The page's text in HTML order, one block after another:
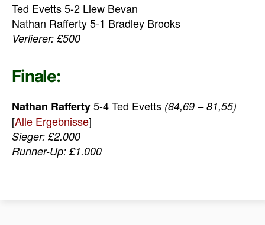
Ted Evetts 5-2 Llew Bevan
Nathan Rafferty 5-1 Bradley Brooks
Verlierer: £500
Finale:
Nathan Rafferty5-4 Ted Evetts (84,69 – 81,55)
[Alle Ergebnisse]
Sieger: £2.000
Runner-Up: £1.000